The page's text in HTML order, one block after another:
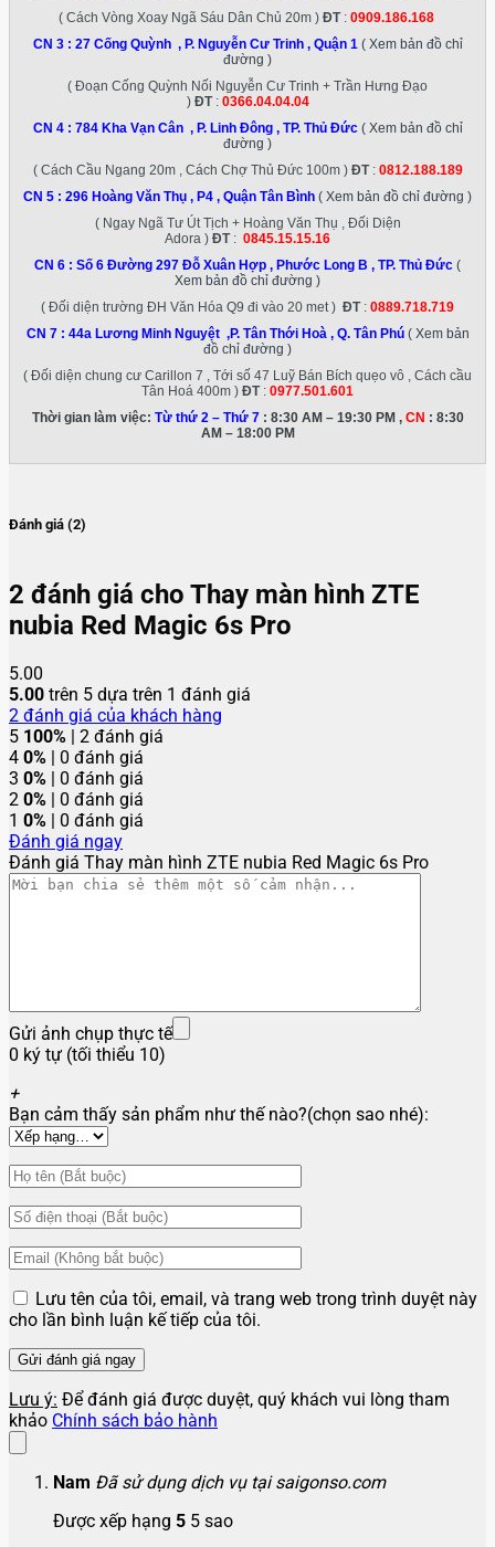
( Cách Vòng Xoay Ngã Sáu Dân Chủ 20m ) ĐT: 0909.186.168
CN 3 : 27 Cống Quỳnh , P. Nguyễn Cư Trinh , Quận 1 ( Xem bản đồ chỉ
đường )
( Đoạn Cống Quỳnh Nối Nguyễn Cư Trinh + Trần Hưng Đạo
) ĐT: 0366.04.04.04
CN 4 : 784 Kha Vạn Cân , P. Linh Đông , TP. Thủ Đức( Xem bản đồ chỉ
đường )
( Cách Cầu Ngang 20m , Cách Chợ Thủ Đức 100m ) ĐT: 0812.188.189
CN 5 : 296 Hoàng Văn Thụ , P4 , Quận Tân Bình ( Xem bản đồ chỉ đường )
( Ngay Ngã Tư Út Tịch + Hoàng Văn Thụ , Đối Diện
Adora ) ĐT: 0845.15.15.16
CN 6 : Số 6 Đường 297 Đỗ Xuân Hợp , Phước Long B , TP. Thủ Đức (
Xem bản đồ chỉ đường )
( Đối diện trường ĐH Văn Hóa Q9 đi vào 20 met ) ĐT: 0889.718.719
CN 7 : 44a Lương Minh Nguyệt ,P. Tân Thới Hoà , Q. Tân Phú ( Xem bản
đồ chỉ đường )
( Đối diện chung cư Carillon 7 , Tới số 47 Luỹ Bán Bích quẹo vô , Cách cầu
Tân Hoá 400m ) ĐT: 0977.501.601
Thời gian làm việc: Từ thứ 2 – Thứ 7: 8:30 AM – 19:30 PM , CN : 8:30
AM – 18:00 PM
Đánh giá (2)
2 đánh giá cho Thay màn hình ZTE
nubia Red Magic 6s Pro
5.00
5.00 trên 5 dựa trên 1 đánh giá
2 đánh giá của khách hàng
5 100% | 2 đánh giá
4 0% | 0 đánh giá
3 0% | 0 đánh giá
2 0% | 0 đánh giá
1 0% | 0 đánh giá
Đánh giá ngay
Đánh giá Thay màn hình ZTE nubia Red Magic 6s Pro
Gửi ảnh chụp thực tế
0 ký tự (tối thiểu 10)
+
Bạn cảm thấy sản phẩm như thế nào?(chọn sao nhé):
Lưu tên của tôi, email, và trang web trong trình duyệt này
cho lần bình luận kế tiếp của tôi.
Lưu ý: Để đánh giá được duyệt, quý khách vui lòng tham
khảo Chính sách bảo hành
Nam Đã sử dụng dịch vụ tại saigonso.com
Được xếp hạng 5 5 sao